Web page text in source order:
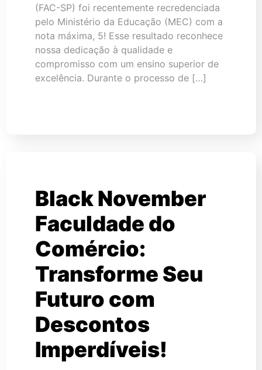
(FAC-SP) foi recentemente recredenciada
pelo Ministério da Educação (MEC) com a
nota máxima, 5! Esse resultado reconhece
nossa dedicação à qualidade e
compromisso com um ensino superior de
excelência. Durante o processo de […]
Black November
Faculdade do
Comércio:
Transforme Seu
Futuro com
Descontos
Imperdíveis!